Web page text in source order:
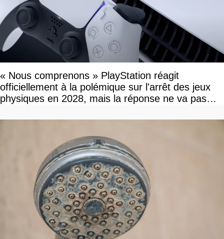
« Nous comprenons » PlayStation réagit
officiellement à la polémique sur l'arrêt des jeux
physiques en 2028, mais la réponse ne va pas